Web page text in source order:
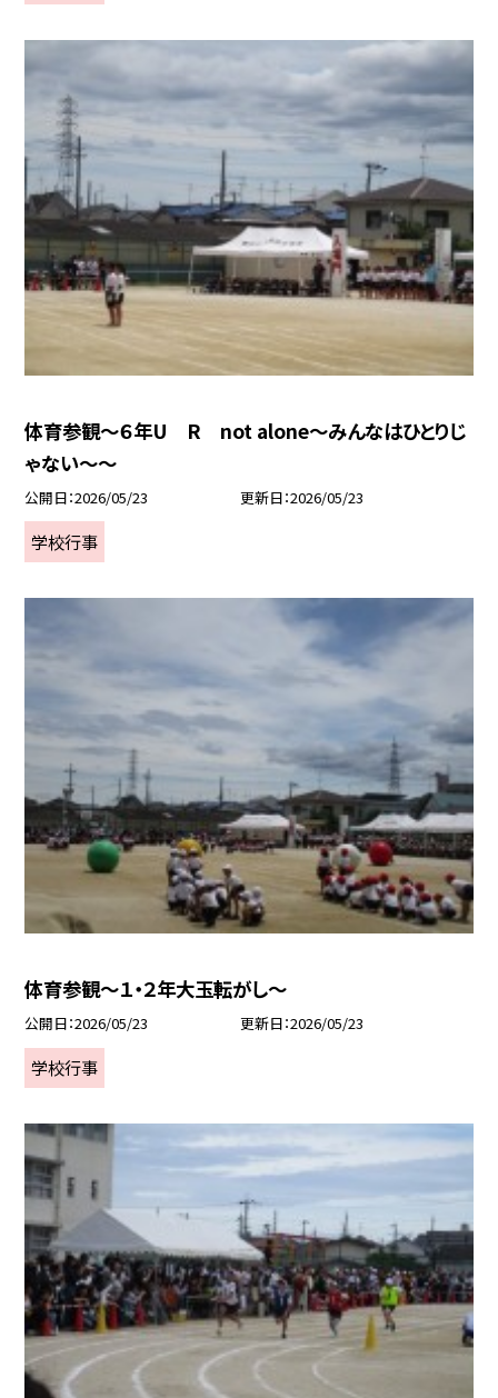
体育参観～６年U R not alone～みんなはひとりじ
ゃない～～
公開日 2026/05/23 更新日 2026/05/23
学校行事
体育参観～１・２年大玉転がし～
公開日 2026/05/23 更新日 2026/05/23
学校行事